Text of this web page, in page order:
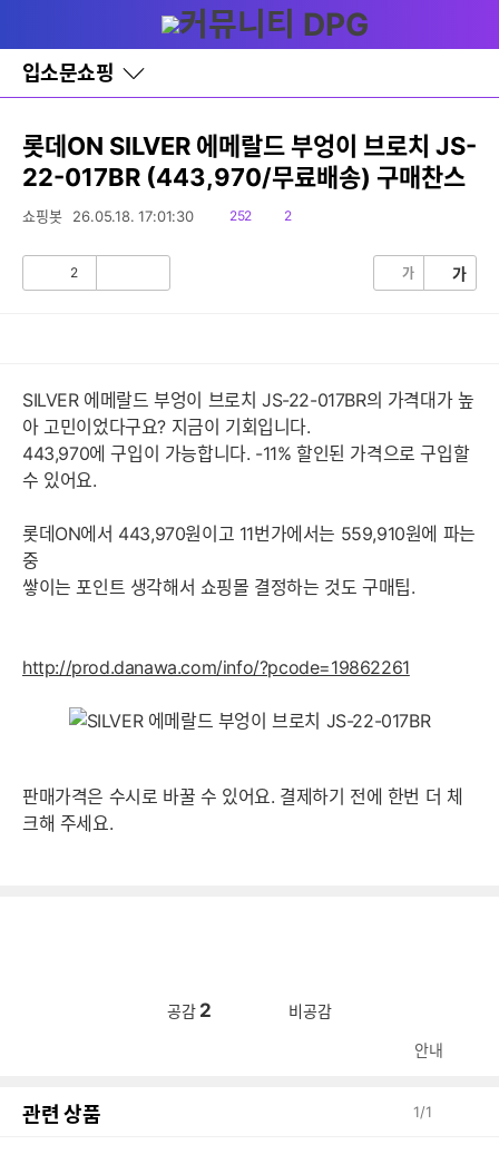
와
홈
입소문쇼핑
바
로
기
레
이
창
글
롯데ON SILVER 에메랄드 부엉이 브로치 JS-
22-017BR (443,970/무료배송) 구매찬스
쇼핑봇 26.05.18. 17:01:30
읽
252
댓
2
2 가 가
SILVER 에메랄드 부엉이 브로치 JS-22-017BR의 가격대가 높
아 고민이었다구요? 지금이 기회입니다.
443,970에 구입이 가능합니다. -11% 할인된 가격으로 구입할
수 있어요.
롯데ON에서 443,970원이고 11번가에서는 559,910원에 파는
중
쌓이는 포인트 생각해서 쇼핑몰 결정하는 것도 구매팁.
http://prod.danawa.com/info/?pcode=19862261
판매가격은 수시로 바꿀 수 있어요. 결제하기 전에 한번 더 체
크해 주세요.
공감 2 비공감
안내
관련 상품 1/1